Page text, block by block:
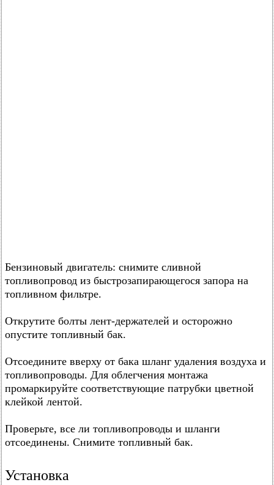
Бензиновый двигатель: снимите сливной
топливопровод из быстрозапирающегося запора на
топливном фильтре.
Открутите болты лент-держателей и осторожно
опустите топливный бак.
Отсоедините вверху от бака шланг удаления воздуха и
топливопроводы. Для облегчения монтажа
промаркируйте соответствующие патрубки цветной
клейкой лентой.
Проверьте, все ли топливопроводы и шланги
отсоединены. Снимите топливный бак.
Установка